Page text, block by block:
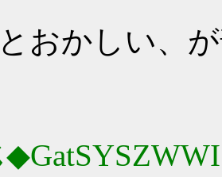
おかしい、
◆GatSYSZWWI